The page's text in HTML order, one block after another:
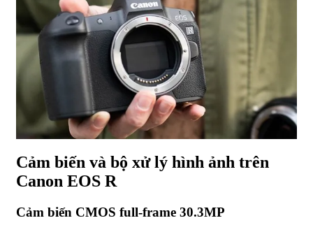
Cảm biến và bộ xử lý hình ảnh trên
Canon EOS R
Cảm biến CMOS full-frame 30.3MP